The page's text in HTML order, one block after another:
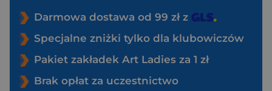
Darmowa dostawa od 99 zł z
Specjalne zniżki tylko dla klubowiczów
Pakiet zakładek Art Ladies za 1 zł
Brak opłat za uczestnictwo